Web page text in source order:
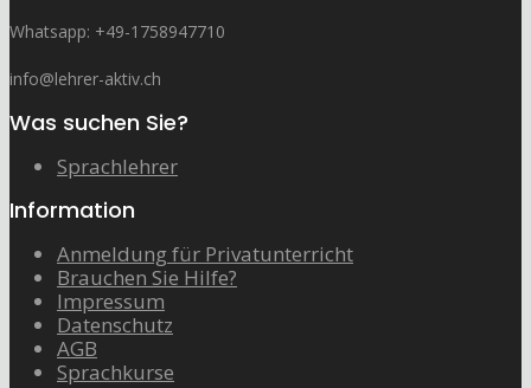
Whatsapp: ‭+49-1758947710
info@lehrer-aktiv.ch
Was suchen Sie?
Sprachlehrer
Information
Anmeldung für Privatunterricht
Brauchen Sie Hilfe?
Impressum
Datenschutz
AGB
Sprachkurse